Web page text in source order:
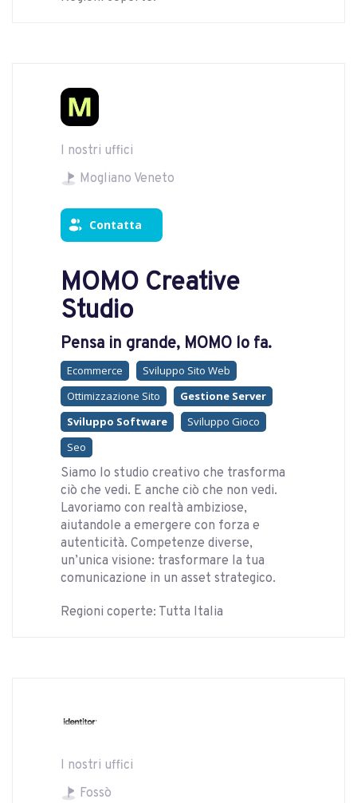
I nostri uffici
Mogliano Veneto
Contatta
MOMO Creative
Studio
Pensa in grande, MOMO lo fa.
Ecommerce
Sviluppo Sito Web
Ottimizzazione Sito
Gestione Server
Sviluppo Software
Sviluppo Gioco
Seo
Siamo lo studio creativo che trasforma
ciò che vedi. E anche ciò che non vedi.
Lavoriamo con realtà ambiziose,
aiutandole a emergere con forza e
autenticità. Competenze diverse,
un’unica visione: trasformare la tua
comunicazione in un asset strategico.
Regioni coperte: Tutta Italia
I nostri uffici
Fossò